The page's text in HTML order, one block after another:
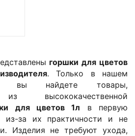
горшки для цветов
. Только в нашем
вы найдете товары,
из высококачественной
для цветов 1л
в первую
из-за их практичности и не
Изделия не требуют ухода,